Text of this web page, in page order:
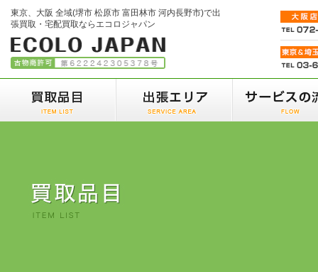
東京、大阪 全域(堺市 松原市 富田林市 河内長野市)で出
張買取・宅配買取ならエコロジャパン